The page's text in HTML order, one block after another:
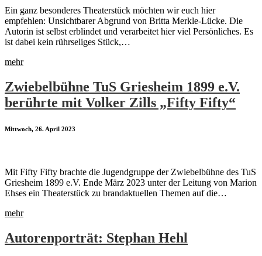
Ein ganz besonderes Theaterstück möchten wir euch hier
empfehlen: Unsichtbarer Abgrund von Britta Merkle-Lücke. Die
Autorin ist selbst erblindet und verarbeitet hier viel Persönliches. Es
ist dabei kein rührseliges Stück,…
mehr
Zwiebelbühne TuS Griesheim 1899 e.V.
berührte mit Volker Zills „Fifty Fifty“
Mittwoch, 26. April 2023
Mit Fifty Fifty brachte die Jugendgruppe der Zwiebelbühne des TuS
Griesheim 1899 e.V. Ende März 2023 unter der Leitung von Marion
Ehses ein Theaterstück zu brandaktuellen Themen auf die…
mehr
Autorenporträt: Stephan Hehl